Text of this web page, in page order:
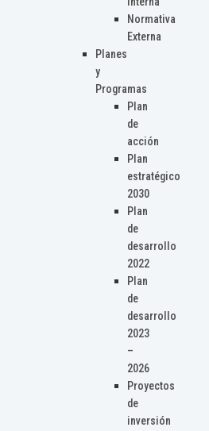
Normativa
Externa
Planes
y
Programas
Plan
de
acción
Plan
estratégico
2030
Plan
de
desarrollo
2022
Plan
de
desarrollo
2023
–
2026
Proyectos
de
inversión